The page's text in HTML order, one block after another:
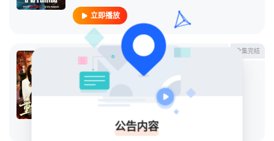
立即播放
全集完结
重生布衣神相
连续剧
导演：未知
立即播放公告内容